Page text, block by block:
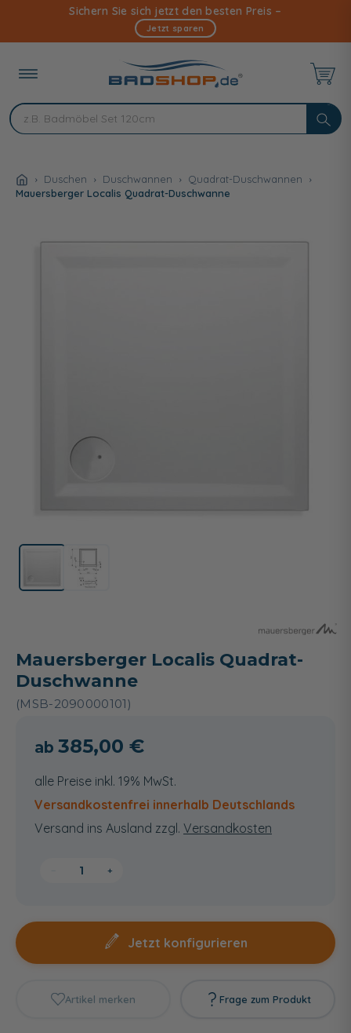
Inhalt
Sichern Sie sich jetzt den besten Preis –
Jetzt sparen
Duschen Duschwannen
Quadrat-Duschwannen
Mauersberger Localis Quadrat-Duschwanne
Mauersberger Localis Quadrat-
Duschwanne
(MSB-2090000101)
385,00 €
alle Preise inkl. 19% MwSt.
Versandkostenfrei innerhalb Deutschlands
Versand ins Ausland zzgl. Versandkosten
+
Jetzt konfigurieren
Artikel merken Frage zum Produkt